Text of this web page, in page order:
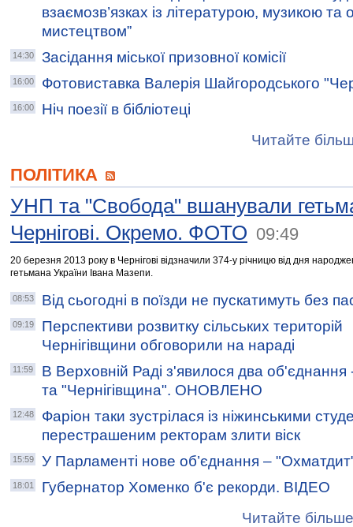
взаємозв’язках із літературою, музикою
мистецтвом”
14:30 Засідання міської призовної комісії
16:00 Фотовиставка Валерія Шайгородського
16:00
Ніч поезії в бібліотеці
Читайте
ПОЛІТИКА
УНП та "Свобода" вшанували
Чернігові. Окремо. ФОТО 09:49
20 березня 2013 року в Чернігові відзначили 374-у річницю від дня
гетьмана України Івана Мазепи.
08:53 Від сьогодні в поїзди не пускатимуть без
09:19
Перспективи розвитку сільських територій
Чернігівщини обговорили на нараді
11:59
В Верховній Раді з'явилося два об'єднання
та "Чернігівщина". ОНОВЛЕНО
12:48
Фаріон таки зустрілася із ніжинськими
перестрашеним ректорам злити віск
15:59 У Парламенті нове об’єднання –
18:01
Губернатор Хоменко б'є рекорди. ВІДЕО
Читайте